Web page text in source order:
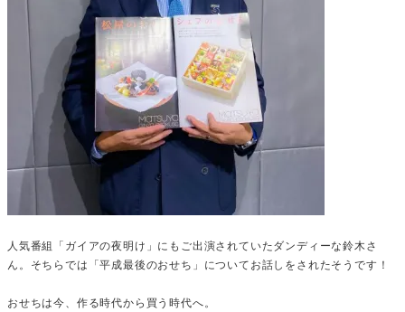
人気番組「ガイアの夜明け」にもご出演されていたダンディーな鈴木さ
ん。そちらでは「平成最後のおせち」についてお話しをされたそうです！
おせちは今、作る時代から買う時代へ。